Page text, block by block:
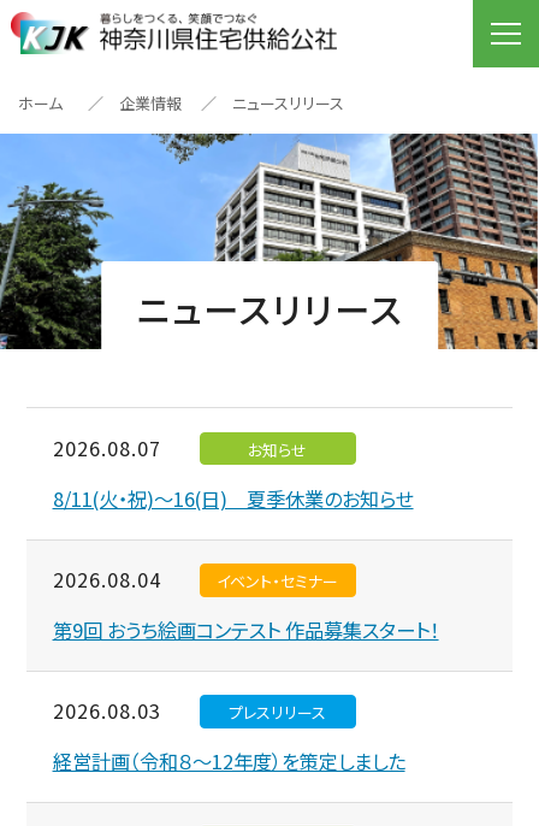
ホーム 企業情報 ニュースリリース
ニュースリリース
2026.08.07 お知らせ
8/11(火・祝)～16(日) 夏季休業のお知らせ
2026.08.04 イベント・セミナー
第9回 おうち絵画コンテスト 作品募集スタート！
2026.08.03 プレスリリース
経営計画（令和８～12年度）を策定しました